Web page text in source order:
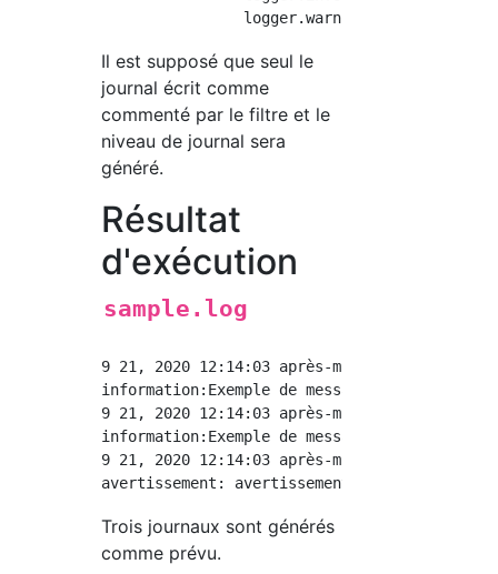
Il est supposé que seul le
journal écrit comme
commenté par le filtre et le
niveau de journal sera
généré.
Résultat
d'exécution
sample.log
9 21, 2020 12:14:03 après-
information:Exemple de message,Nombre de
9 21, 2020 12:14:03 après-
information:Exemple de message,Nombre de
9 21, 2020 12:14:03 après-
Trois journaux sont générés
comme prévu.